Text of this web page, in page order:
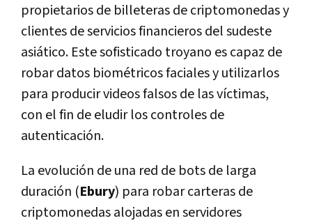
propietarios de billeteras de criptomonedas y
clientes de servicios financieros del sudeste
asiático. Este sofisticado troyano es capaz de
robar datos biométricos faciales y utilizarlos
para producir videos falsos de las víctimas,
con el fin de eludir los controles de
autenticación.
La evolución de una red de bots de larga
duración (Ebury) para robar carteras de
criptomonedas alojadas en servidores